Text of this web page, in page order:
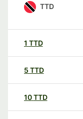
TTD
1 TTD
5 TTD
10TTD